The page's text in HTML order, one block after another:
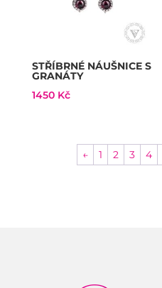
STŘÍBRNÉ NÁUŠNICE S
GRANÁTY
1450 Kč
← 1 2 3 4